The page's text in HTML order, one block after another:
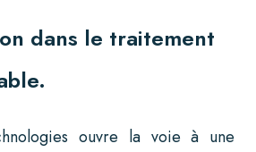
dans le traitement
ouvre la voie à une